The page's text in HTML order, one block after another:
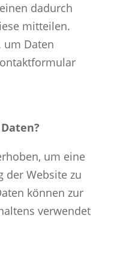
dadurch
mitteilen.
um Daten
um eine
der Website zu
können zur
verwendet